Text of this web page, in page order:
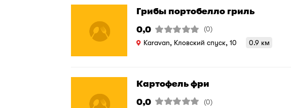
Грибы портобелло гриль
0,0
(0)
Karavan, Кловский спуск, 10
0.9 км
Картофель фри
0,0
(0)